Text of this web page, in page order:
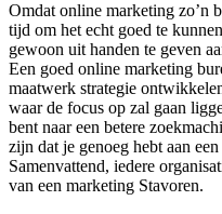
Omdat online marketing zo’n
tijd om het echt goed te
gewoon uit handen te geven
Een goed online marketing
maatwerk strategie
waar de focus op zal gaan
bent naar een betere
zijn dat je genoeg hebt aan
Samenvattend, iedere
van een marketing Stavoren.